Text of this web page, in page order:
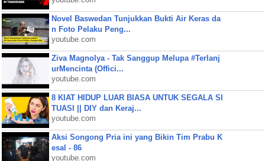
Novel Baswedan Tunjukkan Bukti Air Keras da
n Foto Pelaku Peng...
youtube.com
Ziva Magnolya - Tak Sanggup Melupa #Terlanj
urMencinta (Offici...
youtube.com
8 KIAT HIDUP LUAR BIASA UNTUK SEGALA SI
TUASI || DIY dan Keraj...
youtube.com
Aksi Songong Pria ini yang Bikin Tim Prabu K
esal - 86
youtube.com